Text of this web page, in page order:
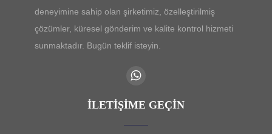
deneyimine sahip olan şirketimiz, özelleştirilmiş
çözümler, küresel gönderim ve kalite kontrol hizmeti
sunmaktadır. Bugün teklif isteyin.
İLETIŞIME GEÇIN